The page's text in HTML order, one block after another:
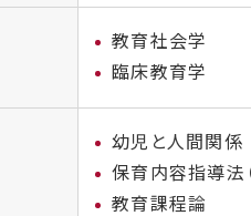
教育社会学
臨床教育学
幼児と人間関係
保育内容指導法
教育課程論